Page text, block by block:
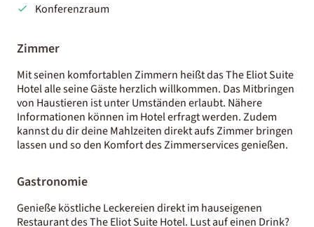
Konferenzraum
Zimmer
Mit seinen komfortablen Zimmern heißt das The Eliot Suite
Hotel alle seine Gäste herzlich willkommen. Das Mitbringen
von Haustieren ist unter Umständen erlaubt. Nähere
Informationen können im Hotel erfragt werden. Zudem
kannst du dir deine Mahlzeiten direkt aufs Zimmer bringen
lassen und so den Komfort des Zimmerservices genießen.
Gastronomie
Genieße köstliche Leckereien direkt im hauseigenen
Restaurant des The Eliot Suite Hotel. Lust auf einen Drink?